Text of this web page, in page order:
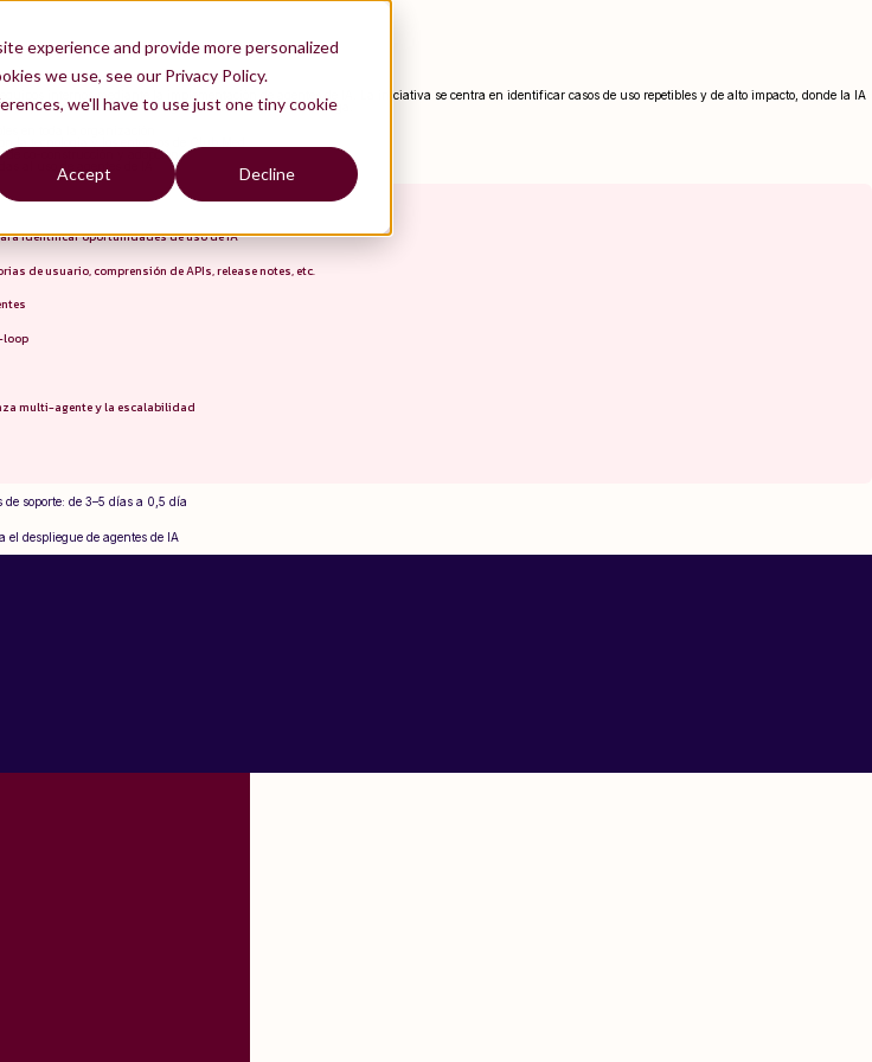
experience and provide more personalized
we use, see our Privacy Policy.
we'll have to use just one tiny cookie
Accept Decline
internos mediante la implementación de agentes de IA. La iniciativa se centra en identificar casos de uso repetibles y de alto impacto, donde la IA
la capacidad humana a lo largo de toda la cadena de entrega.
co-construcción y adopción
al uso de agentes de IA
identificar oportunidades de uso de IA
de usuario, comprensión de APIs, release notes, etc.
loop
multi-agente y la escalabilidad
soporte: de 3–5 días a 0,5 día
el despliegue de agentes de IA